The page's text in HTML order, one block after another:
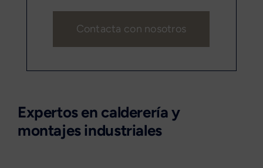
Contacta con nosotros
Expertos en calderería y
montajes industriales